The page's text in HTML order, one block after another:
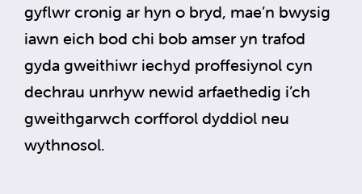
gyflwr cronig ar hyn o bryd, mae’n bwysig
iawn eich bod chi bob amser yn trafod
gyda gweithiwr iechyd proffesiynol cyn
dechrau unrhyw newid arfaethedig i’ch
gweithgarwch corfforol dyddiol neu
wythnosol.